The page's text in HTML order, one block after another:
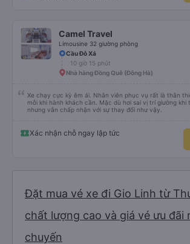
Camel Travel
Limousine 32 giường phòng
Cầu Đỗ Xá
10 giờ 15 phút
Nhà hàng Đồng Quê (Đông Hà)
Xe chạy cực kỳ êm ái. Nhân viên phục vụ rất là thân
mỗi khi hành khách cần. Mặc dù hơi sai vị trí giường khi
nhưng vẫn chấp nhận với sự thay đổi như vậy.
Xác nhận chỗ ngay lập tức
Đặt mua vé xe đi Gio Linh từ
chất lượng cao và giá vé ưu đãi
chuyến